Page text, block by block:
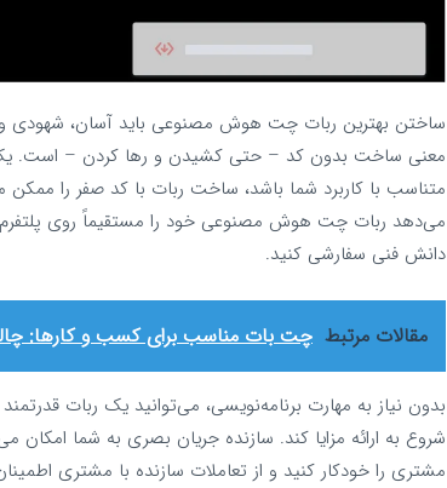
ساختن بهترین ربات چت هوش مصنوعی باید آسان، شهودی و
معنی ساخت بدون کد – حتی کشیدن و رها کردن – است.
متناسب با کاربرد شما باشد، ساخت ربات با کد صفر را ممکن
می‌دهد ربات چت هوش مصنوعی خود را مستقیماً روی پلتفرم
دانش فنی سفارشی کنید.
مقالات مرتبط چت بات مناسب برای کسب و کارها:
بدون نیاز به مهارت برنامه‌نویسی، می‌توانید یک ربات
شروع به ارائه مزایا کند. سازنده جریان بصری به شما
مشتری را خودکار کنید و از تعاملات سازنده با مشتری